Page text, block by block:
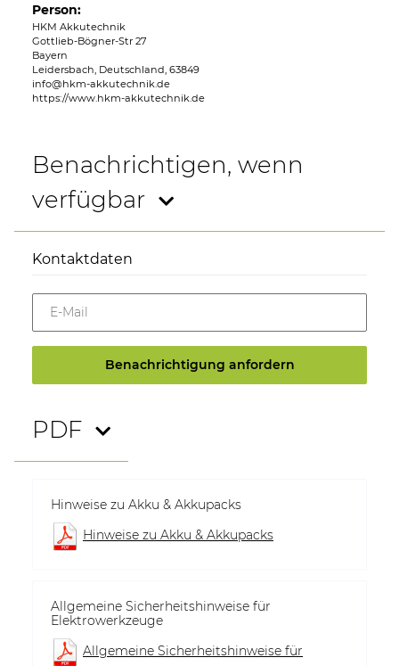
Person:
HKM Akkutechnik
Gottlieb-Bögner-Str 27
Bayern
Leidersbach, Deutschland, 63849
info@hkm-akkutechnik.de
https://www.hkm-akkutechnik.de
Benachrichtigen, wenn
verfügbar
Kontaktdaten
E-Mail
Benachrichtigung anfordern
PDF
Hinweise zu Akku & Akkupacks
Hinweise zu Akku & Akkupacks
Allgemeine Sicherheitshinweise für
Elektrowerkzeuge
Allgemeine Sicherheitshinweise für